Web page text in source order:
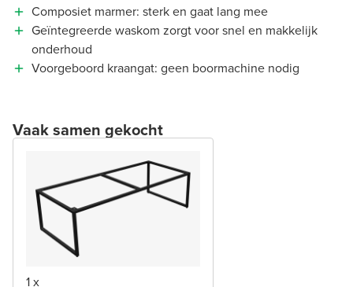
Composiet marmer: sterk en gaat lang mee
Geïntegreerde waskom zorgt voor snel en makkelijk
onderhoud
Voorgeboord kraangat: geen boormachine nodig
Vaak samen gekocht
1 x